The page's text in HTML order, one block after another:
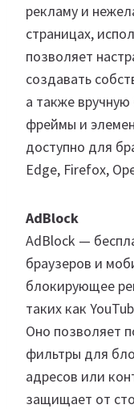
рекламу и
страницах,
позволяет
создавать
а также
фреймы и
доступно для
Edge, Firefox,
AdBlock
AdBlock —
браузеров и
блокирующее
таких как
Оно позволяет
фильтры для
адресов или
защищает от